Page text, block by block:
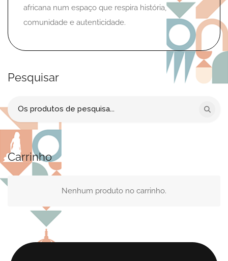
africana num espaço que respira história,
comunidade e autenticidade.
Pesquisar
por:
Carrinho
Nenhum produto no carrinho.